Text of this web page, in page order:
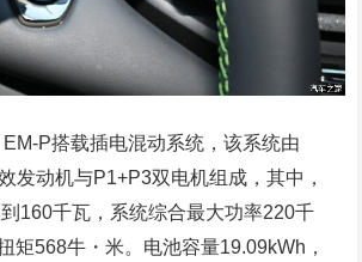
P搭载插电混动系统，该系统由
发动机与P1+P3双电机组成，其中，
160千瓦，系统综合最大功率220千
矩568牛・米。电池容量19.09kWh，